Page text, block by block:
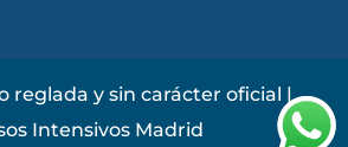
reglada y sin carácter oficial |
Intensivos Madrid